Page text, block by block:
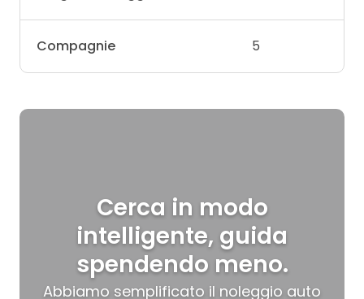
Compagnie 5
Cerca in modo
intelligente, guida
spendendo meno.
Abbiamo semplificato il noleggio auto